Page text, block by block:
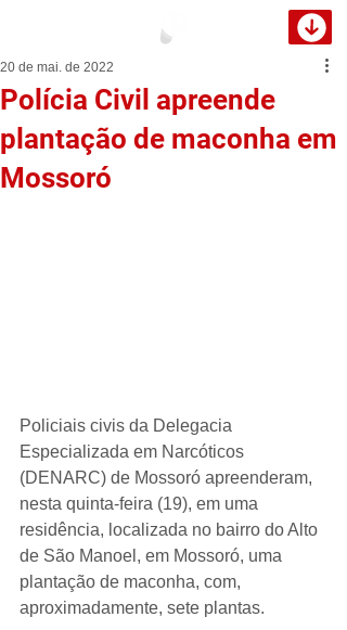
Polícia Civil apreende
plantação de maconha em
Mossoró
20 de mai. de 2022
Policiais civis da Delegacia
Especializada em Narcóticos
(DENARC) de Mossoró apreenderam,
nesta quinta-feira (19), em uma
residência, localizada no bairro do Alto
de São Manoel, em Mossoró, uma
plantação de maconha, com,
aproximadamente, sete plantas.